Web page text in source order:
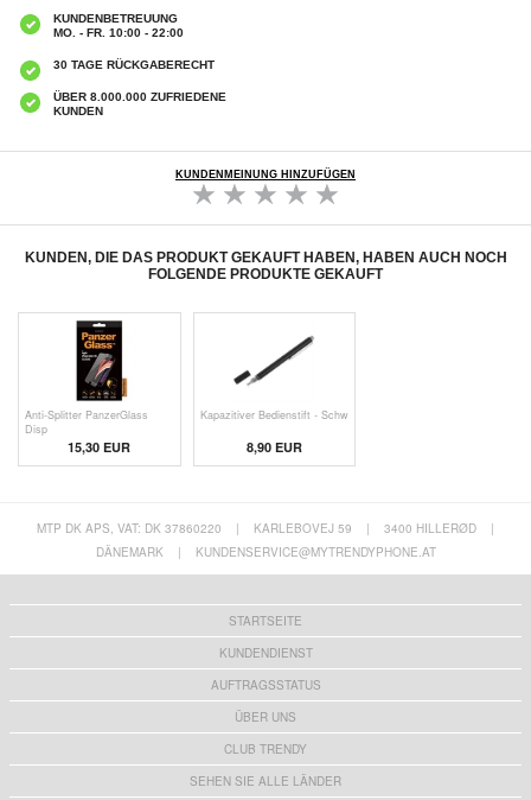
KUNDENBETREUUNG
MO. - FR. 10:00 - 22:00
30 TAGE RÜCKGABERECHT
ÜBER 8.000.000 ZUFRIEDENE
KUNDEN
KUNDENMEINUNG HINZUFÜGEN
KUNDEN, DIE DAS PRODUKT GEKAUFT HABEN, HABEN AUCH NOCH
FOLGENDE PRODUKTE GEKAUFT
Anti-Splitter PanzerGlass
Disp
15,30 EUR
Kapazitiver Bedienstift - Schw
8,90 EUR
MTP DK APS, VAT: DK 37860220 | KARLEBOVEJ 59 | 3400 HILLERØD
|
DÄNEMARK
| KUNDENSERVICE@MYTRENDYPHONE.AT
STARTSEITE
KUNDENDIENST
AUFTRAGSSTATUS
ÜBER UNS
CLUB TRENDY
SEHEN SIE ALLE LÄNDER